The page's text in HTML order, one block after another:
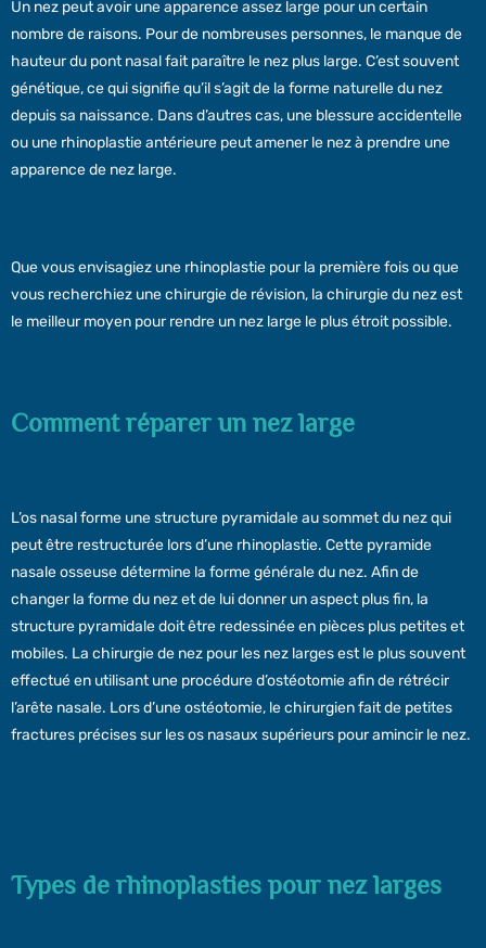
Un nez peut avoir une apparence assez large pour un certain
nombre de raisons. Pour de nombreuses personnes, le manque de
hauteur du pont nasal fait paraître le nez plus large. C’est souvent
génétique, ce qui signifie qu’il s’agit de la forme naturelle du nez
depuis sa naissance. Dans d’autres cas, une blessure accidentelle
ou une rhinoplastie antérieure peut amener le nez à prendre une
apparence de nez large.
Que vous envisagiez une rhinoplastie pour la première fois ou que
vous recherchiez une chirurgie de révision, la chirurgie du nez est
le meilleur moyen pour rendre un nez large le plus étroit possible.
Comment réparer un nez large
L’os nasal forme une structure pyramidale au sommet du nez qui
peut être restructurée lors d’une rhinoplastie. Cette pyramide
nasale osseuse détermine la forme générale du nez. Afin de
changer la forme du nez et de lui donner un aspect plus fin, la
structure pyramidale doit être redessinée en pièces plus petites et
mobiles. La chirurgie de nez pour les nez larges est le plus souvent
effectué en utilisant une procédure d’ostéotomie afin de rétrécir
l’arête nasale. Lors d’une ostéotomie, le chirurgien fait de petites
fractures précises sur les os nasaux supérieurs pour amincir le nez.
Types de rhinoplasties pour nez larges